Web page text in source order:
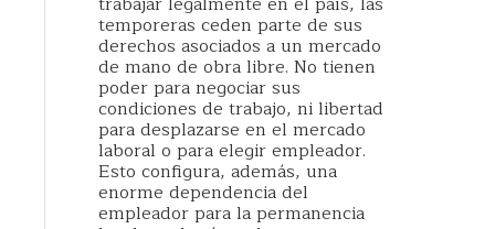
temporeras ceden parte de sus
derechos asociados a un mercado
de mano de obra libre. No tienen
poder para negociar sus
condiciones de trabajo, ni libertad
para desplazarse en el mercado
laboral o para elegir empleador.
Esto configura, además, una
enorme dependencia del
empleador para la permanencia